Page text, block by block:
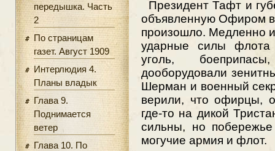
передышка. Часть
2
По страницам
газет. Август 1909
Интерлюдия 4.
Планы владык
Глава 9.
Поднимается
ветер
Глава 10. По
Президент Тафт и
объявленную Офиром
произошло. Медленно
ударные силы флота
уголь,
дооборудовали
Шерман и военный
верили, что офирцы,
где-то на дикой
сильны, но
могучие армия и флот.